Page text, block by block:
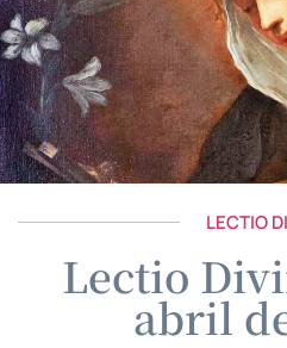
LECTIO
Lectio
abril